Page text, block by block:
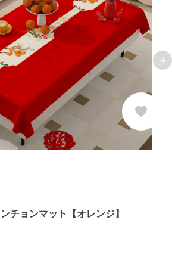
チョンマット【オレンジ】